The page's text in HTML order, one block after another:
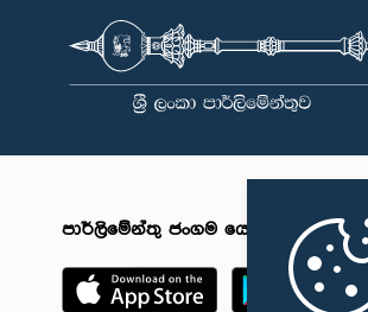
පාර්ලිමේන්තු ජංගම යෙදුම